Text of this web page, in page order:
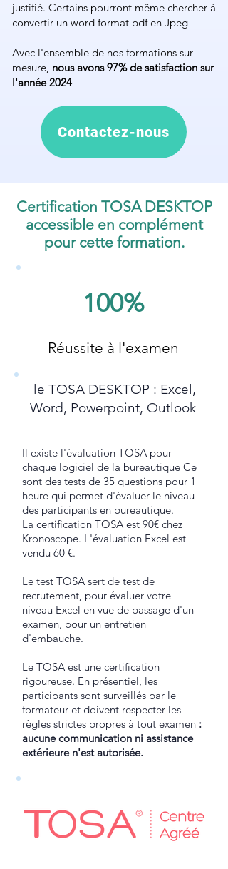
justifié. Certains pourront même chercher à
convertir un word format pdf en Jpeg
Avec l'ensemble de nos formations sur
mesure, nous avons 97% de satisfaction sur
l'année 2024
Contactez-nous
Certification TOSA DESKTOP
accessible en complément
pour cette formation.
100%
Réussite à l'examen
le TOSA DESKTOP : Excel,
Word, Powerpoint, Outlook
Il existe l'évaluation TOSA pour
chaque logiciel de la bureautique Ce
sont des tests de 35 questions pour 1
heure qui permet d'évaluer le niveau
des participants en bureautique.
La certification TOSA est 90€ chez
Kronoscope. L'évaluation Excel est
vendu 60 €.
Le test TOSA sert de test de
recrutement, pour évaluer votre
niveau Excel en vue de passage d'un
examen, pour un entretien
d'embauche.
Le TOSA est une certification
rigoureuse. En présentiel, les
participants sont surveillés par le
formateur et doivent respecter les
règles strictes propres à tout examen :
aucune communication ni assistance
extérieure n'est autorisée.